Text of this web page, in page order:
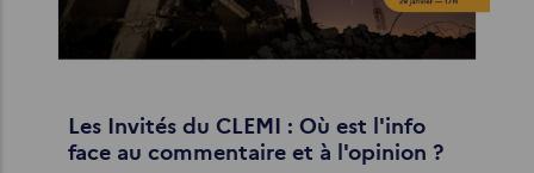
Les Invités du CLEMI : Où est l'info
face au commentaire et à l'opinion ?